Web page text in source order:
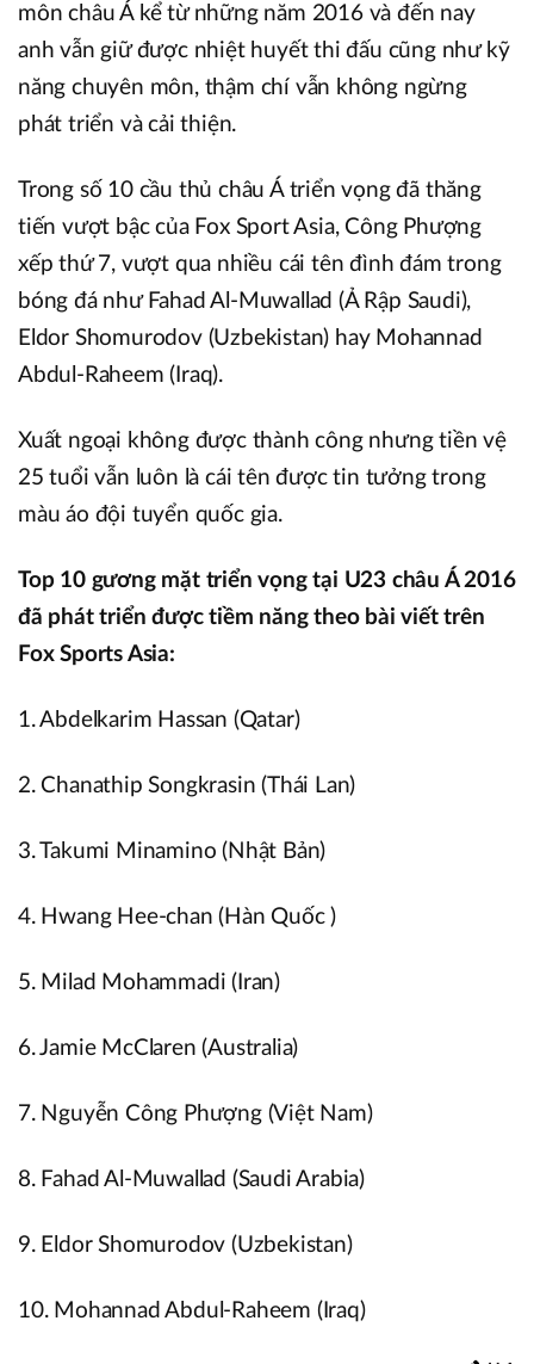
môn châu Á kể từ những năm 2016 và đến nay
anh vẫn giữ được nhiệt huyết thi đấu cũng như kỹ
năng chuyên môn, thậm chí vẫn không ngừng
phát triển và cải thiện.
Trong số 10 cầu thủ châu Á triển vọng đã thăng
tiến vượt bậc của Fox Sport Asia, Công Phượng
xếp thứ 7, vượt qua nhiều cái tên đình đám trong
bóng đá như Fahad Al-Muwallad (Ả Rập Saudi),
Eldor Shomurodov (Uzbekistan) hay Mohannad
Abdul-Raheem (Iraq).
Xuất ngoại không được thành công nhưng tiền vệ
25 tuổi vẫn luôn là cái tên được tin tưởng trong
màu áo đội tuyển quốc gia.
Top 10 gương mặt triển vọng tại U23 châu Á 2016
đã phát triển được tiềm năng theo bài viết trên
Fox Sports Asia:
1. Abdelkarim Hassan (Qatar)
2. Chanathip Songkrasin (Thái Lan)
3. Takumi Minamino (Nhật Bản)
4. Hwang Hee-chan (Hàn Quốc )
5. Milad Mohammadi (Iran)
6. Jamie McClaren (Australia)
7. Nguyễn Công Phượng (Việt Nam)
8. Fahad Al-Muwallad (Saudi Arabia)
9. Eldor Shomurodov (Uzbekistan)
10. Mohannad Abdul-Raheem (Iraq)